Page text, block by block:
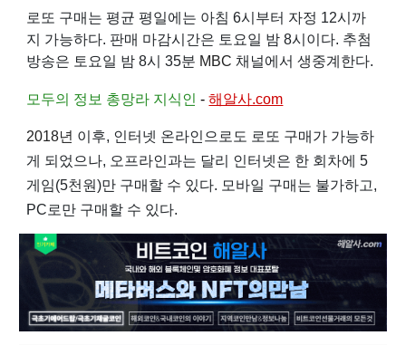
로또 구매는 평균 평일에는 아침 6시부터 자정 12시까
지 가능하다. 판매 마감시간은 토요일 밤 8시이다. 추첨
방송은 토요일 밤 8시 35분 MBC 채널에서 생중계한다.
모두의 정보 총망라 지식인 -해알사.com
2018년 이후, 인터넷 온라인으로도 로또 구매가 가능하
게 되었으나, 오프라인과는 달리 인터넷은 한 회차에 5
게임(5천원)만 구매할 수 있다. 모바일 구매는 불가하고,
PC로만 구매할 수 있다.